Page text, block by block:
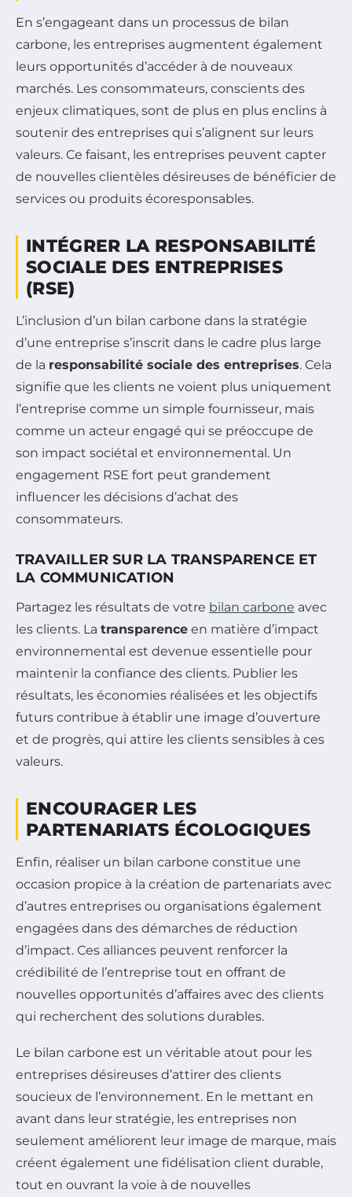
En s’engageant dans un processus de bilan
carbone, les entreprises augmentent également
leurs opportunités d’accéder à de nouveaux
marchés. Les consommateurs, conscients des
enjeux climatiques, sont de plus en plus enclins à
soutenir des entreprises qui s’alignent sur leurs
valeurs. Ce faisant, les entreprises peuvent capter
de nouvelles clientèles désireuses de bénéficier de
services ou produits écoresponsables.
INTÉGRER LA RESPONSABILITÉ
SOCIALE DES ENTREPRISES
(RSE)
L’inclusion d’un bilan carbone dans la stratégie
d’une entreprise s’inscrit dans le cadre plus large
de la responsabilité sociale des entreprises. Cela
signifie que les clients ne voient plus uniquement
l’entreprise comme un simple fournisseur, mais
comme un acteur engagé qui se préoccupe de
son impact sociétal et environnemental. Un
engagement RSE fort peut grandement
influencer les décisions d’achat des
consommateurs.
TRAVAILLER SUR LA TRANSPARENCE ET
LA COMMUNICATION
Partagez les résultats de votre bilan carbone avec
les clients. La transparence en matière d’impact
environnemental est devenue essentielle pour
maintenir la confiance des clients. Publier les
résultats, les économies réalisées et les objectifs
futurs contribue à établir une image d’ouverture
et de progrès, qui attire les clients sensibles à ces
valeurs.
ENCOURAGER LES
PARTENARIATS ÉCOLOGIQUES
Enfin, réaliser un bilan carbone constitue une
occasion propice à la création de partenariats avec
d’autres entreprises ou organisations également
engagées dans des démarches de réduction
d’impact. Ces alliances peuvent renforcer la
crédibilité de l’entreprise tout en offrant de
nouvelles opportunités d’affaires avec des clients
qui recherchent des solutions durables.
Le bilan carbone est un véritable atout pour les
entreprises désireuses d’attirer des clients
soucieux de l’environnement. En le mettant en
avant dans leur stratégie, les entreprises non
seulement améliorent leur image de marque, mais
créent également une fidélisation client durable,
tout en ouvrant la voie à de nouvelles